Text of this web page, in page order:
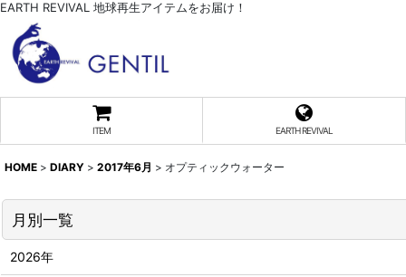
EARTH REVIVAL 地球再生アイテムをお届け！
ITEM EARTH REVIVAL
HOME > DIARY > 2017年6月 > オプティックウォーター
月別一覧
2026年